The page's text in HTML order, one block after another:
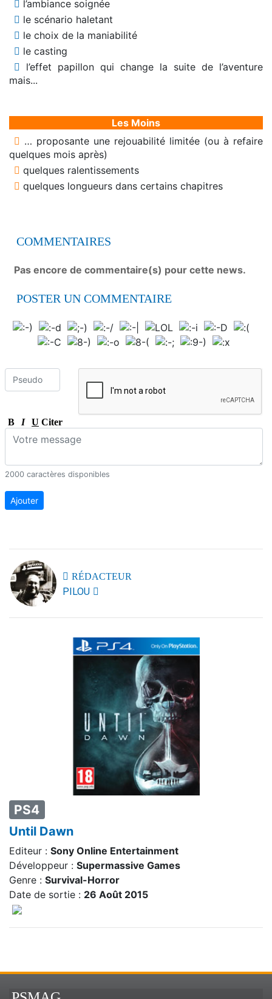
RÉDACTEUR
PILOU
PS4
Until Dawn
Editeur : Sony Online Entertainment
Développeur : Supermassive Games
Genre : Survival-Horror
Date de sortie : 26 Août 2015
l’ambiance soignée
le scénario haletant
le choix de la maniabilité
le casting
l’effet papillon qui change la suite de l’aventure
mais...
Les Moins
… proposante une rejouabilité limitée (ou à refaire
quelques mois après)
quelques ralentissements
quelques longueurs dans certains chapitres
COMMENTAIRES
Pas encore de commentaire(s) pour cette news.
POSTER UN COMMENTAIRE
B I U Citer
2000 caractères disponibles
Ajouter